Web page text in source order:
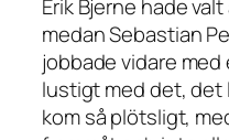
Erik Bjerne hade
medan Sebastian
jobbade vidare
lustigt med det,
kom så plötsligt,